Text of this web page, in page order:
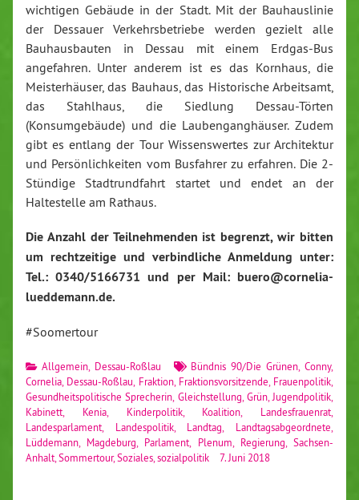
wichtigen Gebäude in der Stadt. Mit der Bauhauslinie
der Dessauer Verkehrsbetriebe
werden gezielt alle
Bauhausbauten in Dessau mit einem
Erdgas-Bus
angefahren. Unter anderem ist es das Kornhaus, die
Meisterhäuser, das Bauhaus, das Historische Arbeitsamt,
das Stahlhaus, die Siedlung Dessau-Törten
(Konsumgebäude) und die Laubenganghäuser. Zudem
gibt es entlang der Tour Wissenswertes zur Architektur
und Persönlichkeiten vom Busfahrer zu erfahren. Die 2-
Stündige Stadtrundfahrt startet und endet an der
Haltestelle am Rathaus.
Die Anzahl der Teilnehmenden ist begrenzt, wir bitten
um rechtzeitige und verbindliche Anmeldung unter:
Tel.: 0340/5166731 und per Mail: buero@cornelia-
lueddemann.de.
#Soomertour
Allgemein, Dessau-Roßlau Bündnis 90/Die Grünen ,Conny,
Cornelia Dessau-Roßlau Fraktion, Fraktionsvorsitzende Frauenpolitik
Gesundheitspolitische Sprecherin Gleichstellung Grün, Jugendpolitik
Kabinett
Kenia, Kinderpolitik, Koalition Landesfrauenrat
Landesparlament
Landespolitik, Landtag Landtagsabgeordnete
Lüddemann
Magdeburg Parlament Plenum Regierung ,Sachsen-
Anhalt Sommertour,Soziales sozialpolitik 7. Juni 2018